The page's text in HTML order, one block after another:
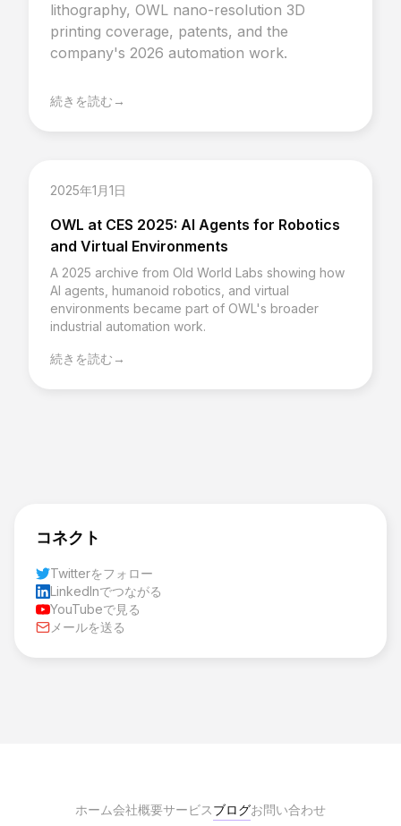
lithography, OWL nano-resolution 3D
printing coverage, patents, and the
company's 2026 automation work.
続きを読む →
2025年1月1日
OWL at CES 2025: AI Agents for Robotics
and Virtual Environments
A 2025 archive from Old World Labs showing how
AI agents, humanoid robotics, and virtual
environments became part of OWL's broader
industrial automation work.
続きを読む →
コネクト
Twitterをフォロー
LinkedInでつながる
YouTubeで見る
メールを送る
ホーム会社概要サービスブログお問い合わせ